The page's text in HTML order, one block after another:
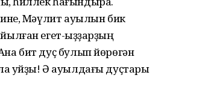
ине, Мәүлит ауылын бик
егет-ҡыҙҙарҙың
бит дуҫ булып йөрөгән
ҡуйҙы! Ә ауылдағы дуҫтары